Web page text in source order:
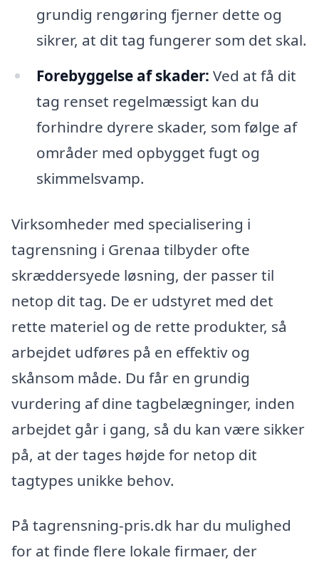
grundig rengøring fjerner dette og
sikrer, at dit tag fungerer som det skal.
Forebyggelse af skader: Ved at få dit
tag renset regelmæssigt kan du
forhindre dyrere skader, som følge af
områder med opbygget fugt og
skimmelsvamp.
Virksomheder med specialisering i
tagrensning i Grenaa tilbyder ofte
skræddersyede løsning, der passer til
netop dit tag. De er udstyret med det
rette materiel og de rette produkter, så
arbejdet udføres på en effektiv og
skånsom måde. Du får en grundig
vurdering af dine tagbelægninger, inden
arbejdet går i gang, så du kan være sikker
på, at der tages højde for netop dit
tagtypes unikke behov.
På tagrensning-pris.dk har du mulighed
for at finde flere lokale firmaer, der